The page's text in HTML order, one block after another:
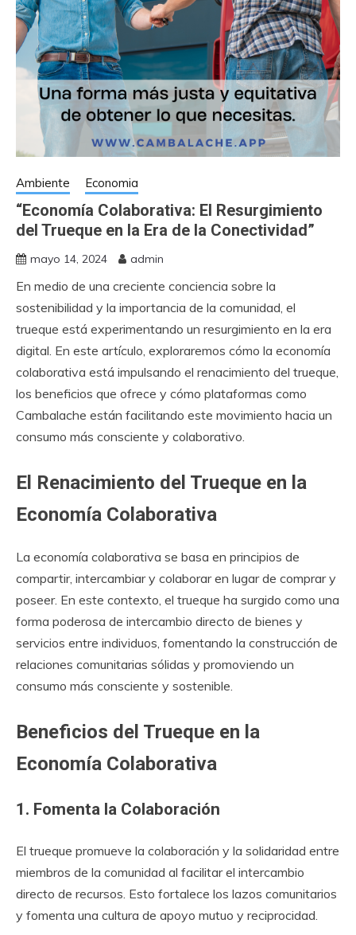
Ambiente Economia
“Economía Colaborativa: El Resurgimiento
del Trueque en la Era de la Conectividad”
mayo 14, 2024 admin
En medio de una creciente conciencia sobre la
sostenibilidad y la importancia de la comunidad, el
trueque está experimentando un resurgimiento en la era
digital. En este artículo, exploraremos cómo la economía
colaborativa está impulsando el renacimiento del trueque,
los beneficios que ofrece y cómo plataformas como
Cambalache están facilitando este movimiento hacia un
consumo más consciente y colaborativo.
El Renacimiento del Trueque en la
Economía Colaborativa
La economía colaborativa se basa en principios de
compartir, intercambiar y colaborar en lugar de comprar y
poseer. En este contexto, el trueque ha surgido como una
forma poderosa de intercambio directo de bienes y
servicios entre individuos, fomentando la construcción de
relaciones comunitarias sólidas y promoviendo un
consumo más consciente y sostenible.
Beneficios del Trueque en la
Economía Colaborativa
1. Fomenta la Colaboración
El trueque promueve la colaboración y la solidaridad entre
miembros de la comunidad al facilitar el intercambio
directo de recursos. Esto fortalece los lazos comunitarios
y fomenta una cultura de apoyo mutuo y reciprocidad.